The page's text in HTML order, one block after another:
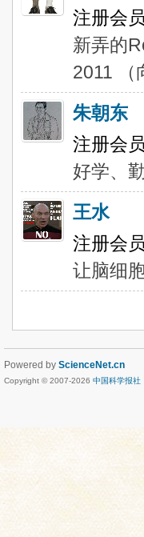
注册会员
新弄的
2011 （
朱朝东
注册会员
好学、
王水
注册会员
让脑细
Powered by ScienceNet.cn
Copyright © 2007-2026 中国科学报社